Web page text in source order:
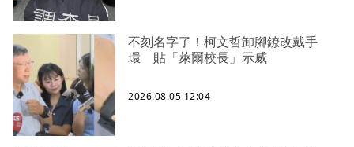
不刻名字了！柯文哲卸腳鐐改戴手
環 貼「萊爾校長」示威
2026.08.05 12:04